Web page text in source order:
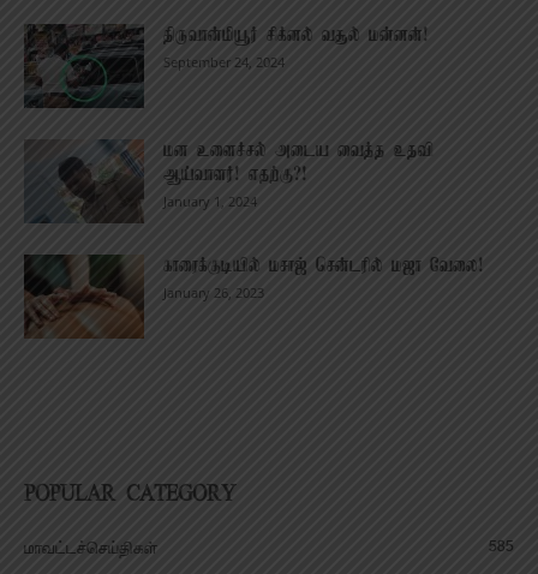
திருவான்மியூர் சிக்னல் வசூல் மன்னன்!
September 24, 2024
மன உளைச்சல் அடைய வைத்த உதவி
ஆய்வாளர்! எதற்கு?!
January 1, 2024
காரைக்குடியில் மசாஜ் சென்டரில் மஜா வேலை!
January 26, 2023
POPULAR CATEGORY
மாவட்டச்செய்திகள்
585